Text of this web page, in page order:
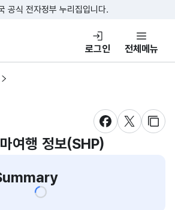
콘텐츠 바로가기
푸터 바로가기
공식 전자정부 누리집입니다.
공공데이터포털
로그인 전체메뉴
새창 열림새창 열림
새창
여행 정보(SHP)